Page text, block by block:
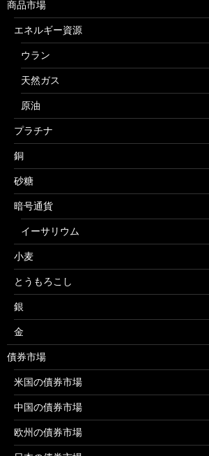
商品市場
エネルギー資源
ウラン
天然ガス
原油
プラチナ
銅
砂糖
暗号通貨
イーサリウム
小麦
とうもろこし
銀
金
債券市場
米国の債券市場
中国の債券市場
欧州の債券市場